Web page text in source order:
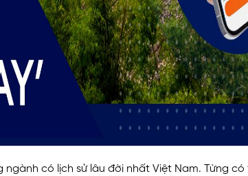
có lịch sử lâu đời nhất Việt Nam. Từng